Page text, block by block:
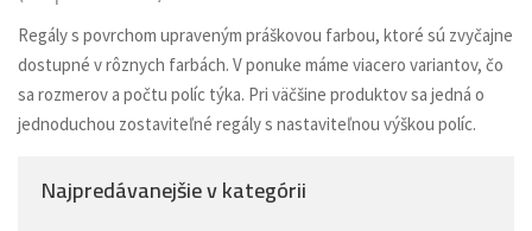
Regály s povrchom upraveným práškovou farbou, ktoré sú zvyčajne
dostupné v rôznych farbách. V ponuke máme viacero variantov, čo
sa rozmerov a počtu políc týka. Pri väčšine produktov sa jedná o
jednoduchou zostaviteľné regály s nastaviteľnou výškou políc.
Najpredávanejšie v kategórii